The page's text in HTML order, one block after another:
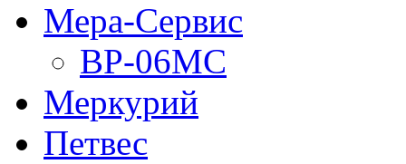
Мера-Сервис
ВР-06МС
Меркурий
Петвес